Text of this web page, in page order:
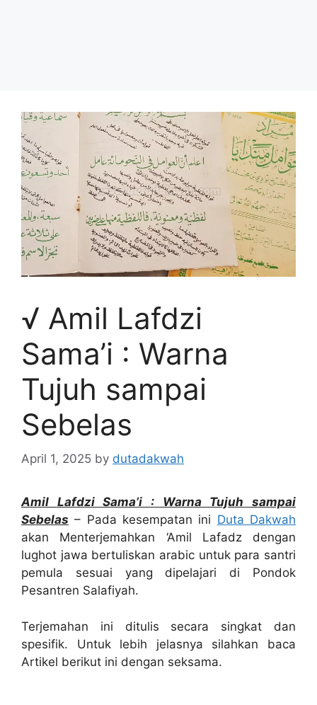
√ Amil Lafdzi
Sama’i : Warna
Tujuh sampai
Sebelas
April 1, 2025 by dutadakwah
Amil Lafdzi Sama’i : Warna Tujuh sampai
Sebelas – Pada kesempatan ini Duta Dakwah
akan Menterjemahkan ‘Amil Lafadz dengan
lughot jawa bertuliskan arabic untuk para santri
pemula sesuai yang dipelajari di Pondok
Pesantren Salafiyah.
Terjemahan ini ditulis secara singkat dan
spesifik. Untuk lebih jelasnya silahkan baca
Artikel berikut ini dengan seksama.